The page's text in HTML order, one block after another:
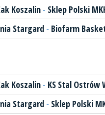
Koszalin - Sklep Polski
Stargard - Biofarm
Koszalin - KS Stal Ostrów
Stargard - Sklep Polski